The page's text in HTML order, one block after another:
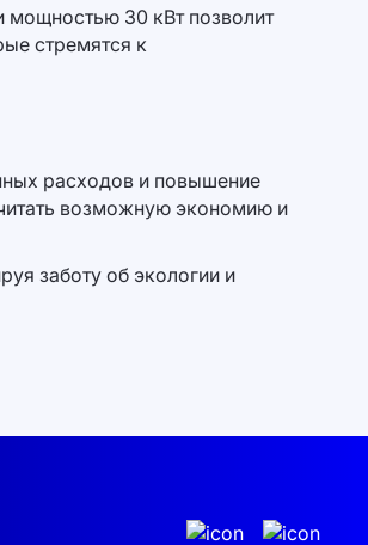
мощностью 30 кВт позволит
стремятся к
расходов и повышение
возможную экономию и
заботу об экологии и